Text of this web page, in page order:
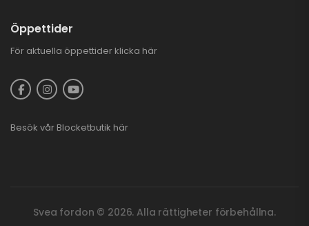
Öppettider
För aktuella öppettider klicka här
Besök vår Blocketbutik här
Svea fordon © 2026. Alla rättigheter förbehållna.